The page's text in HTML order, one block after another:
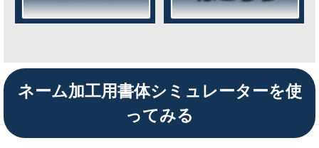
ネーム加工用書体シミュレーターを使
ってみる